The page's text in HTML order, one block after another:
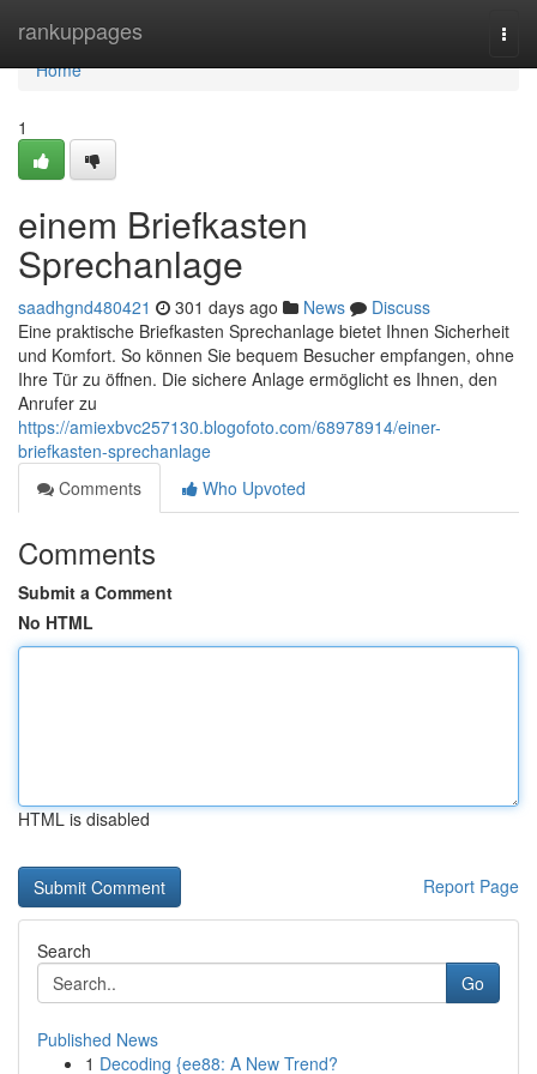
rankuppages
Home
Home
1
einem Briefkasten
Sprechanlage
saadhgnd480421 301 days ago News
Discuss
Eine praktische Briefkasten Sprechanlage bietet Ihnen Sicherheit
und Komfort. So können Sie bequem Besucher empfangen, ohne
Ihre Tür zu öffnen. Die sichere Anlage ermöglicht es Ihnen, den
Anrufer zu
https://amiexbvc257130.blogofoto.com/68978914/einer-
briefkasten-sprechanlage
Comments
Who Upvoted
Comments
Submit a Comment
No HTML
HTML is disabled
Report Page
Search
Go
Published News
1 Decoding {ee88: A New Trend?